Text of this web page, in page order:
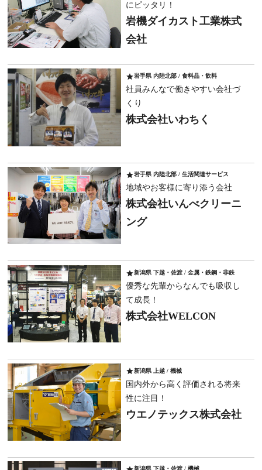
にピッタリ！
岩機ダイカスト工業株式
会社
star岩手県 内陸北部 / 食料品・飲料
社員みんなで働きやすい会社づ
くり
株式会社いわちく
star岩手県 内陸北部 / 生活関連サービス
地域やお客様に寄り添う会社
株式会社いんべクリーニ
ング
star新潟県 下越・佐渡 / 金属・鉄鋼・非鉄
優秀な先輩からなんでも吸収し
て成長！
株式会社WELCON
star新潟県 上越 / 機械
国内外から高く評価される将来
性に注目！
ウエノテックス株式会社